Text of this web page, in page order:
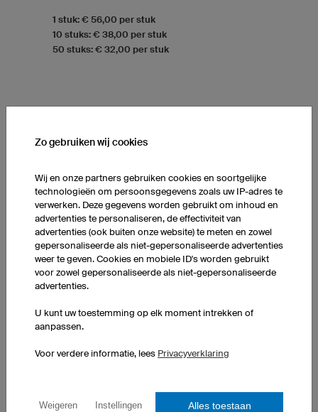
1 stuk: € 56,00 per stuk
10 stuks: € 38,00 per stuk
50 stuks: € 32,00 per stuk
V-Kraag
Zo gebruiken wij cookies
Wij en onze partners gebruiken cookies en soortgelijke
technologieën om persoonsgegevens zoals uw IP-adres te
verwerken. Deze gegevens worden gebruikt om inhoud en
advertenties te personaliseren, de effectiviteit van
advertenties (ook buiten onze website) te meten en zowel
gepersonaliseerde als niet-gepersonaliseerde advertenties
weer te geven. Cookies en mobiele ID's worden gebruikt
voor zowel gepersonaliseerde als niet-gepersonaliseerde
advertenties.
U kunt uw toestemming op elk moment intrekken of
aanpassen.
Voor verdere informatie, lees Privacyverklaring
Weigeren Instellingen Alles toestaan